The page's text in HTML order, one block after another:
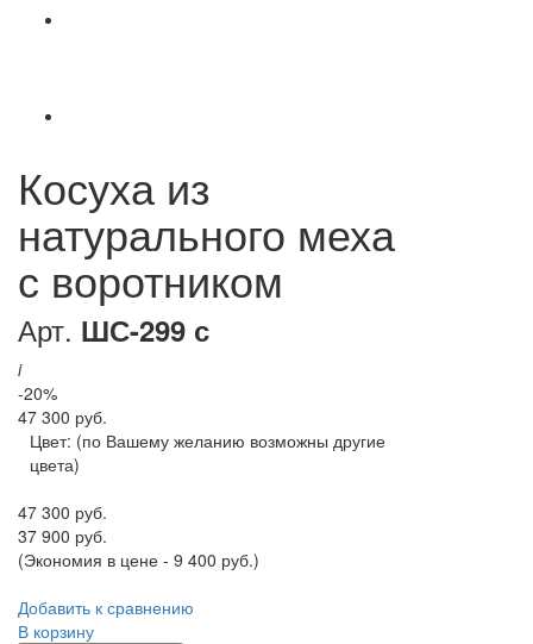
Косуха из
натурального меха
с воротником
Арт. ШС-299 с
i
-20%
47 300 руб.
Цвет: (по Вашему желанию возможны другие
цвета)
47 300 руб.
37 900 руб.
(Экономия в цене - 9 400 руб.)
Добавить к сравнению
В корзину